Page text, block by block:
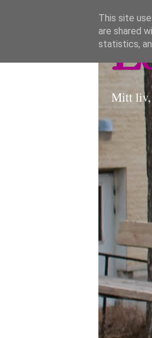
Mitt liv,
This site
are shared
statistics,